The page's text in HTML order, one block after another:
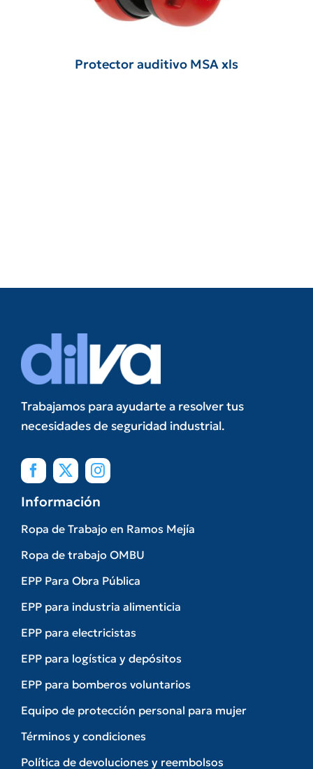
Protector auditivo MSA xls
Trabajamos para ayudarte a resolver tus
necesidades de seguridad industrial.
Información
Ropa de Trabajo en Ramos Mejía
Ropa de trabajo OMBU
EPP Para Obra Pública
EPP para industria alimenticia
EPP para electricistas
EPP para logística y depósitos
EPP para bomberos voluntarios
Equipo de protección personal para mujer
Términos y condiciones
Política de devoluciones y reembolsos